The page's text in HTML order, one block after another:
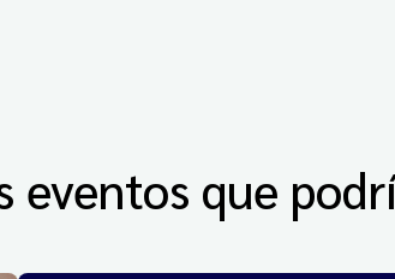
eventos que